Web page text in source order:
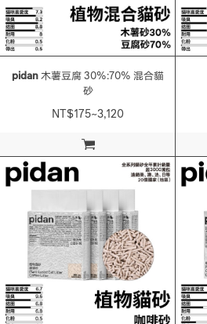
加入購物車
pidan木薯豆腐 30%:70% 混合貓
砂
NT$175~3,120